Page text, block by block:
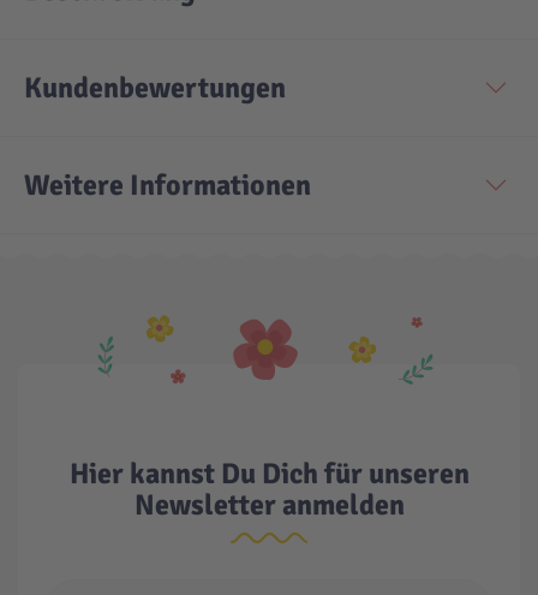
Kundenbewertungen
Weitere Informationen
Hier kannst Du Dich für unseren
Newsletter anmelden